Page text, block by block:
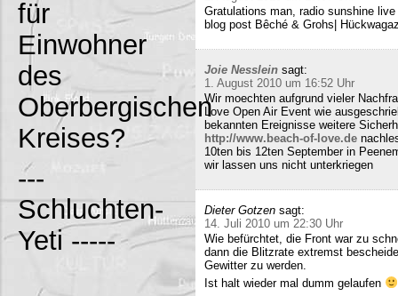
für
Einwohner
des
Oberbergischen
Kreises?
---
Schluchten-
Yeti -----
Gratulations man, radio sunshine
blog post Bêché & Grohs|
Joie Nesslein sagt:
1. August 2010 um 16:52 Uhr
Wir moechten aufgrund vieler
Love Open Air Event wie
bekannten Ereignisse weitere
http://www.beach-of-love.de
10ten bis 12ten September in
wir lassen uns nicht unterkriegen
Dieter Gotzen sagt:
14. Juli 2010 um 22:30 Uhr
Wie befürchtet, die Front war zu
dann die Blitzrate extremst
Gewitter zu werden.
Ist halt wieder mal dumm gelaufen